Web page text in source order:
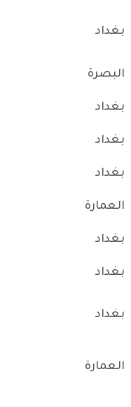
بغداد
البصرة
بغداد
بغداد
بغداد
العمارة
بغداد
بغداد
بغداد
العمارة